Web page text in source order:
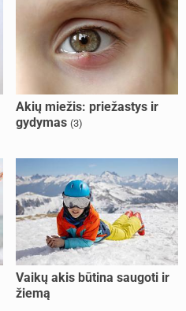
Akių miežis: priežastys ir
gydymas (3)
Vaikų akis būtina saugoti ir
žiemą